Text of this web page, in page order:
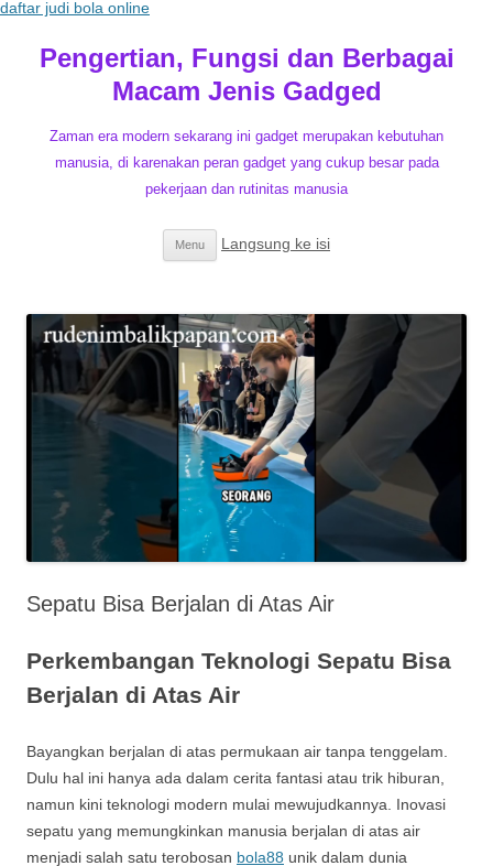
daftar judi bola online
Pengertian, Fungsi dan Berbagai
Macam Jenis Gadged
Zaman era modern sekarang ini gadget merupakan kebutuhan
manusia, di karenakan peran gadget yang cukup besar pada
pekerjaan dan rutinitas manusia
Menu Langsung ke isi
Sepatu Bisa Berjalan di Atas Air
Perkembangan Teknologi Sepatu Bisa
Berjalan di Atas Air
Bayangkan berjalan di atas permukaan air tanpa tenggelam.
Dulu hal ini hanya ada dalam cerita fantasi atau trik hiburan,
namun kini teknologi modern mulai mewujudkannya. Inovasi
sepatu yang memungkinkan manusia berjalan di atas air
menjadi salah satu terobosan bola88 unik dalam dunia